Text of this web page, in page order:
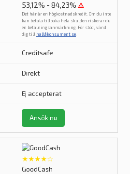
53,12% - 84,23% ⚠
Det här är en högkostnadskredit. Om du inte
kan betala tillbaka hela skulden riskerar du
en betalningsanmärkning. För stöd, vänd
dig till hallåkonsument.se
Creditsafe
Direkt
Ej accepterat
Ansök nu
★★★★☆
GoodCash